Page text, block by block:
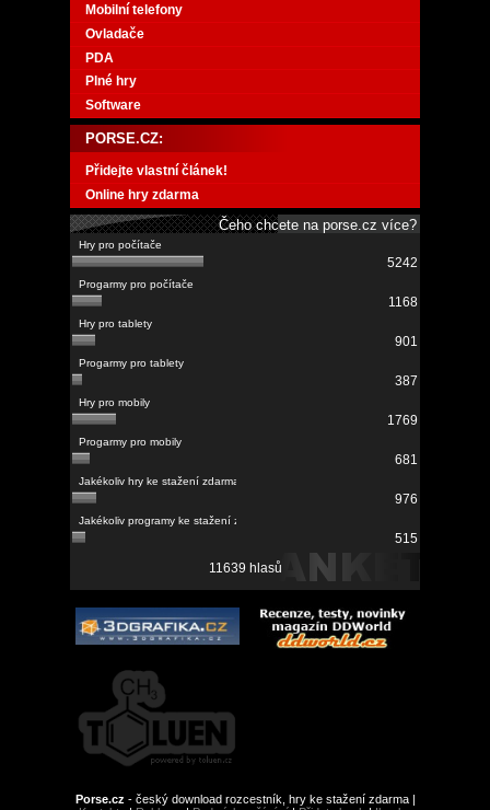
Mobilní telefony
Ovladače
PDA
Plné hry
Software
PORSE.CZ:
Přidejte vlastní článek!
Online hry zdarma
Čeho chcete na porse.cz více?
5242
1168
901
387
1769
681
976
515
11639 hlasů
Porse.cz - český download rozcestník, hry ke stažení zdarma |